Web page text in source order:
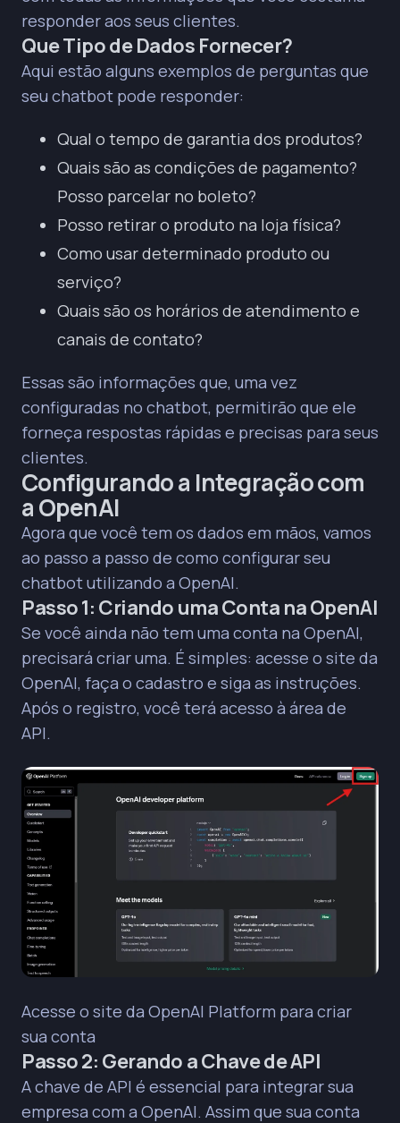
responder aos seus clientes.
Que Tipo de Dados Fornecer?
Aqui estão alguns exemplos de perguntas que
seu chatbot pode responder:
Qual o tempo de garantia dos produtos?
Quais são as condições de pagamento?
Posso parcelar no boleto?
Posso retirar o produto na loja física?
Como usar determinado produto ou
serviço?
Quais são os horários de atendimento e
canais de contato?
Essas são informações que, uma vez
configuradas no chatbot, permitirão que ele
forneça respostas rápidas e precisas para seus
clientes.
Configurando a Integração com
a OpenAI
Agora que você tem os dados em mãos, vamos
ao passo a passo de como configurar seu
chatbot utilizando a OpenAI.
Passo 1: Criando uma Conta na OpenAI
Se você ainda não tem uma conta na OpenAI,
precisará criar uma. É simples: acesse o site da
OpenAI, faça o cadastro e siga as instruções.
Após o registro, você terá acesso à área de
API.
Acesse o site da OpenAI Platform para criar
sua conta
Passo 2: Gerando a Chave de API
A chave de API é essencial para integrar sua
empresa com a OpenAI. Assim que sua conta